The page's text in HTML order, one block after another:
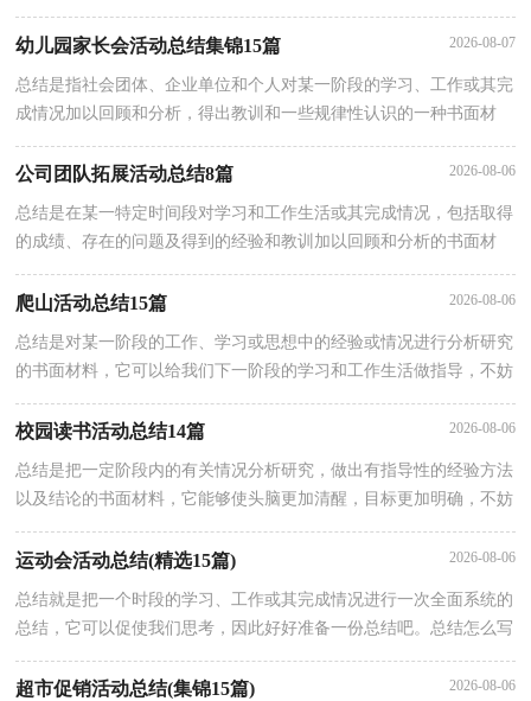
份总结了吧。但是总结有什么要求呢？以下是小编为大家收集的开展
幼儿园家长会活动总结集锦15篇 2026-08-07
总结是指社会团体、企业单位和个人对某一阶段的学习、工作或其完
成情况加以回顾和分析，得出教训和一些规律性认识的一种书面材
好
公司团队拓展活动总结8篇 2026-08-06
总结是在某一特定时间段对学习和工作生活或其完成情况，包括取得
的成绩、存在的问题及得到的经验和教训加以回顾和分析的书面材
料，它能够给人努力工作的动力，不妨让我们认真地完成总结吧。总
结
爬山活动总结15篇 2026-08-06
总结是对某一阶段的工作、学习或思想中的经验或情况进行分析研究
的书面材料，它可以给我们下一阶段的学习和工作生活做指导，不妨
校园读书活动总结14篇 2026-08-06
总结是把一定阶段内的有关情况分析研究，做出有指导性的经验方法
以及结论的书面材料，它能够使头脑更加清醒，目标更加明确，不妨
让我们认真地完成总结吧。那么总结应该包括什么内容呢？下面是小
运动会活动总结(精选15篇) 2026-08-06
总结就是把一个时段的学习、工作或其完成情况进行一次全面系统的
总结，它可以促使我们思考，因此好好准备一份总结吧。总结怎么写
超市促销活动总结(集锦15篇) 2026-08-06